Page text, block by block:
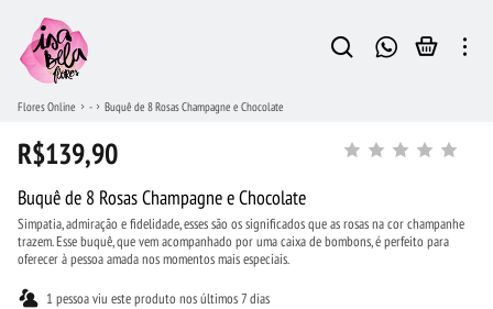
Flores Online - Buquê de 8 Rosas Champagne e Chocolate
R$139,90
Buquê de 8 Rosas Champagne e Chocolate
Simpatia, admiração e fidelidade, esses são os significados que as rosas na cor champanhe
trazem. Esse buquê, que vem acompanhado por uma caixa de bombons, é perfeito para
oferecer à pessoa amada nos momentos mais especiais.
1 pessoa viu este produto nos últimos 7 dias